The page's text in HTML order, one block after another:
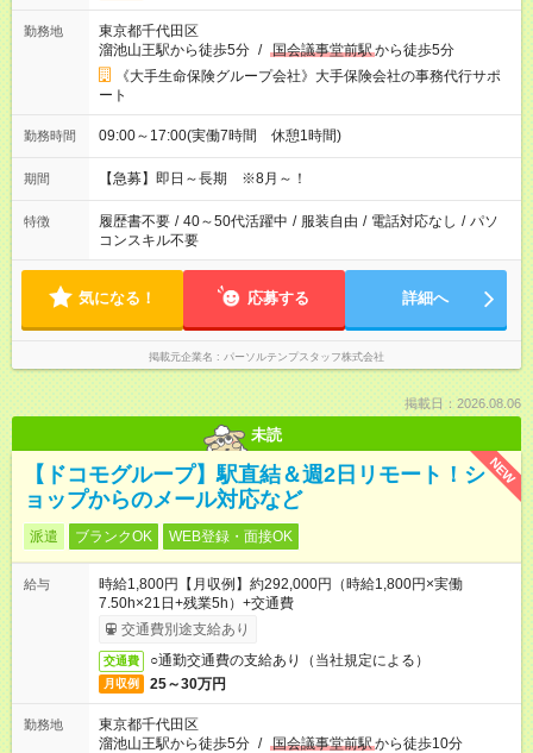
勤務地
東京都千代田区
溜池山王駅から徒歩5分 / 国会議事堂前駅から徒歩5分
《大手生命保険グループ会社》大手保険会社の事務代行サポ
ート
勤務時間 09:00～17:00(実働7時間 休憩1時間)
期間 【急募】即日～長期 ※8月～！
特徴 履歴書不要 / 40～50代活躍中 / 服装自由 / 電話対応なし / パソ
コンスキル不要
気になる！ 応募する 詳細へ
掲載元企業名 パーソルテンプスタッフ株式会社
掲載日：2026.08.06
未読
NEW
【ドコモグループ】駅直結＆週2日リモート！シ
ョップからのメール対応など
派遣 ブランクOK WEB登録・面接OK
給与
時給1,800円【月収例】約292,000円（時給1,800円×実働
7.50h×21日+残業5h）+交通費
交通費別途支給あり
交通費 ○通勤交通費の支給あり（当社規定による）
月収例 25～30万円
勤務地
東京都千代田区
溜池山王駅から徒歩5分 / 国会議事堂前駅から徒歩10分